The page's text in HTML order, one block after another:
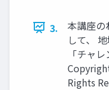
3.
本講座の
して、
「チャ
Rights